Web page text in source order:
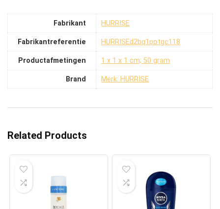
Fabrikant ‎HURRISE
Fabrikantreferentie ‎HURRISEd2bq1potgc118
Productafmetingen ‎1 x 1 x 1 cm; 50 gram
Brand Merk: HURRISE
Related Products